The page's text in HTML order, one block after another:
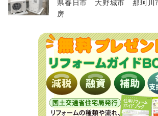
県春日市 大野城市 那珂川
房